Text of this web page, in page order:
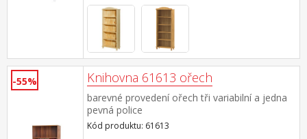
-55% Knihovna 61613 ořech
barevné provedení ořech tři variabilní a jedna
pevná police
Kód produktu: 61613